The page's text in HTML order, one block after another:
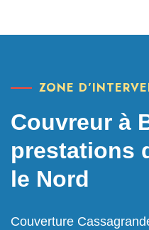
ZONE
Couvreur à
prestations
le Nord
Couverture